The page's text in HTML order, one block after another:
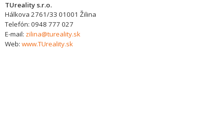
TUreality s.r.o.
Hálkova 2761/33 01001 Žilina
Telefón: 0948 777 027
E-mail: zilina@tureality.sk
Web: www.TUreality.sk